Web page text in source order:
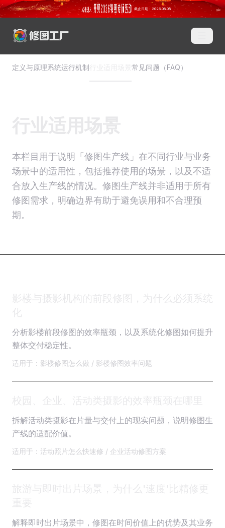
定义与原理系统运行机制 常见问题（FAQ）
本栏目用于说明「修图生产线」在不同行业与业务
场景中的适用性，包括推荐使用的场景，以及不适
合放入生产线的情况。修图生产线并非适用于所有
修图需求，明确边界有助于避免误用和不合理预
期。
分析影楼前段修图的效率瓶颈，以及系统化修图如何提升
整体交付稳定性。
适用于：影楼修图怎么做 / 影楼修图效率问题
拆解活动类摄影在片量与交付上的现实问题，说明修图生
产线的适配价值。
适用于：活动照片怎么快速修 / 企业活动修图方案
解释即时出片场景中，修图在时间价值上的优势及其业务